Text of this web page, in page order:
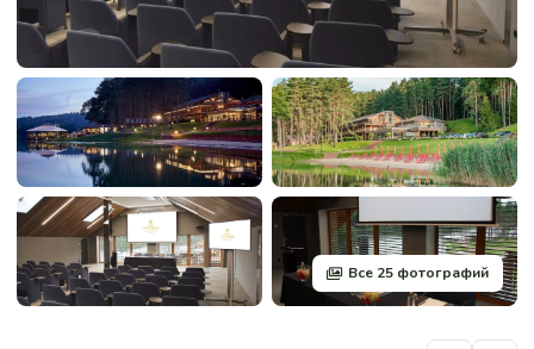
Все 25 фотографий